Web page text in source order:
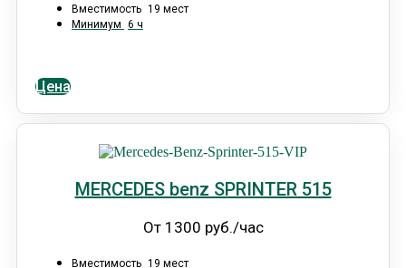
Вместимость 19 мест
Минимум 6 ч
Цена
MERCEDES benz SPRINTER 515
От 1300 руб./час
Вместимость 19 мест